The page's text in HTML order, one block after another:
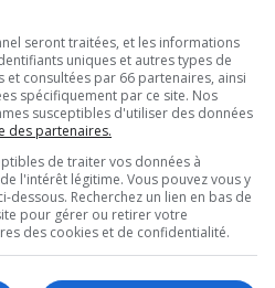
sont offerts.
de formation générale aux
pour la journée.
aujourd’hui.
seront traitées, et les informations
uniques et autres types de
consultées par 66 partenaires, ainsi
spécifiquement par ce site. Nos
susceptibles d'utiliser des données
des partenaires.
de traiter vos données à
l'intérêt légitime. Vous pouvez vous y
Recherchez un lien en bas de
pour gérer ou retirer votre
des cookies et de confidentialité.